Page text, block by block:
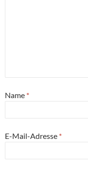
Name *
E-Mail-Adresse *